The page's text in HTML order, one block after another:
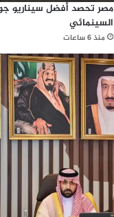
مصر تحصد أفضل سيناريو
السينمائي
منذ 6 ساعات